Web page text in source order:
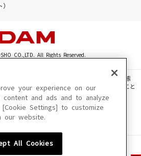
CO.,LTD. All Rights Reserved.
の文章・画像・写真・動画・音声等を、手段や形態
超えて無断で複製、転載、ファイル化などすること
りご利用いただけない場合があります。
内容が変更になる場合があります。
your experience on our
and ads and to analyze
Settings] to customize
our website.
All Cookies